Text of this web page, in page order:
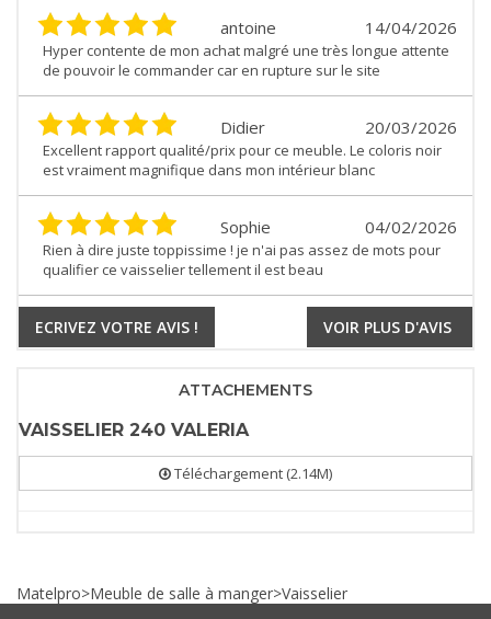
14/04/2026
antoine
Hyper contente de mon achat malgré une très longue attente
de pouvoir le commander car en rupture sur le site
20/03/2026
Didier
Excellent rapport qualité/prix pour ce meuble. Le coloris noir
est vraiment magnifique dans mon intérieur blanc
04/02/2026
Sophie
Rien à dire juste toppissime ! je n'ai pas assez de mots pour
qualifier ce vaisselier tellement il est beau
ECRIVEZ VOTRE AVIS ! VOIR PLUS D'AVIS
ATTACHEMENTS
VAISSELIER 240 VALERIA
Téléchargement (2.14M)
Matelpro>Meuble de salle à manger>Vaisselier